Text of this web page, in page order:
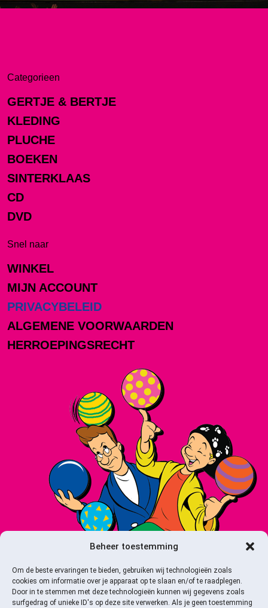
Beheer toestemming
Om de beste ervaringen te bieden, gebruiken wij technologieën zoals
cookies om informatie over je apparaat op te slaan en/of te raadplegen.
Door in te stemmen met deze technologieën kunnen wij gegevens zoals
surfgedrag of unieke ID's op deze site verwerken. Als je geen toestemming
Categorieen
GERTJE & BERTJE
KLEDING
PLUCHE
BOEKEN
SINTERKLAAS
CD
DVD
Snel naar
WINKEL
MIJN ACCOUNT
PRIVACYBELEID
ALGEMENE VOORWAARDEN
HERROEPINGSRECHT